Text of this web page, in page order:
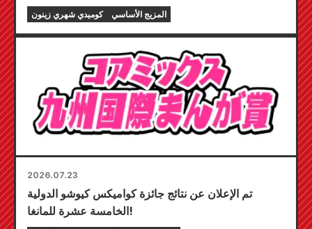
كوميدي شهري زينون المزيج الأساسي
2026.07.23
تم الإعلان عن نتائج جائزة كواميكس كيوشو الدولية
الخامسة عشرة للمانغا!